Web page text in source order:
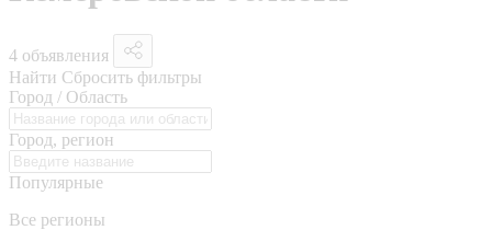
4 объявления
Найти Сбросить фильтры
Город / Область
Город, регион
Популярные
Все регионы